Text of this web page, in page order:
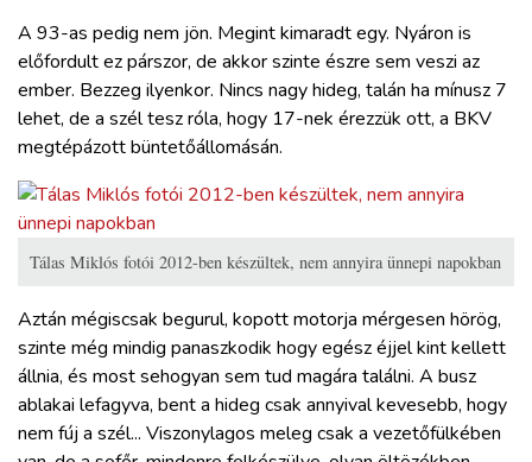
A 93-as pedig nem jön. Megint kimaradt egy. Nyáron is
előfordult ez párszor, de akkor szinte észre sem veszi az
ember. Bezzeg ilyenkor. Nincs nagy hideg, talán ha mínusz 7
lehet, de a szél tesz róla, hogy 17-nek érezzük ott, a BKV
megtépázott büntetőállomásán.
Tálas Miklós fotói 2012-ben készültek, nem annyira ünnepi napokban
Aztán mégiscsak begurul, kopott motorja mérgesen hörög,
szinte még mindig panaszkodik hogy egész éjjel kint kellett
állnia, és most sehogyan sem tud magára találni. A busz
ablakai lefagyva, bent a hideg csak annyival kevesebb, hogy
nem fúj a szél... Viszonylagos meleg csak a vezetőfülkében